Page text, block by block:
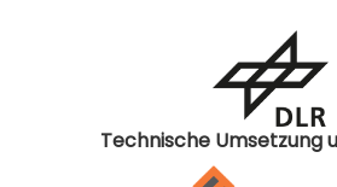
Technische Umsetzung